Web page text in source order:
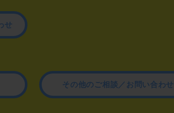
せ
その他のご相談／お問い合わせ